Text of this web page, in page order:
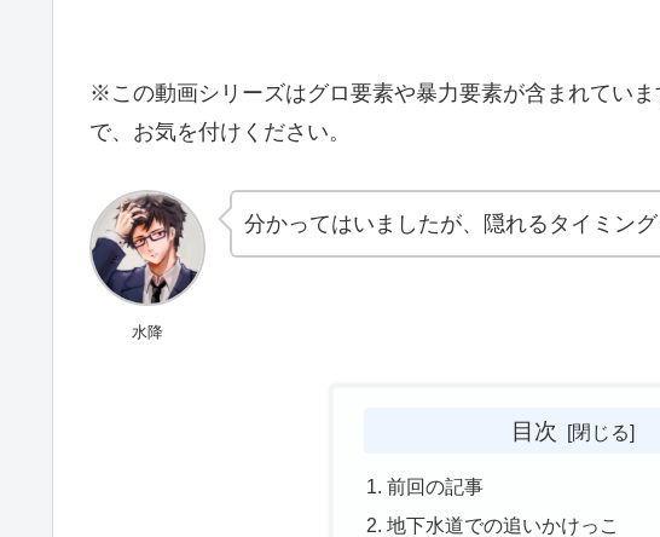
※この動画シリーズはグロ要素や暴力要素が含まれてい
で、お気を付けください。
水降
分かってはいましたが、隠れるタイミング
目次
前回の記事
地下水道での追いかけっこ